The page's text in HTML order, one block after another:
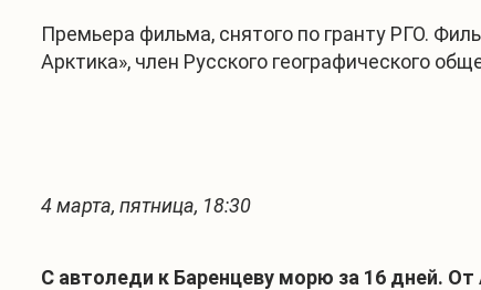
Премьера фильма, снятого по гранту РГО.
Арктика», член Русского географического
4 марта, пятница, 18:30
С автоледи к Баренцеву морю за 16 дней.